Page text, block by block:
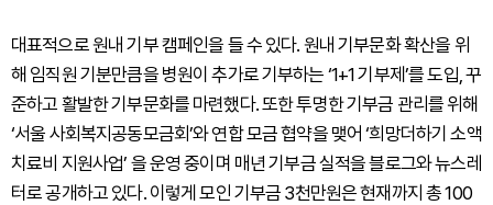
대표적으로 원내 기부 캠페인을 들 수 있다. 원내 기부문화 확산을 위
해 임직원 기분만큼을 병원이 추가로 기부하는 ‘1+1 기부제’를 도입, 꾸
준하고 활발한 기부문화를 마련했다. 또한 투명한 기부금 관리를 위해
‘서울 사회복지공동모금회’와 연합 모금 협약을 맺어 ‘희망더하기 소액
치료비 지원사업’ 을 운영 중이며 매년 기부금 실적을 블로그와 뉴스레
터로 공개하고 있다. 이렇게 모인 기부금 3천만원은 현재까지 총 100